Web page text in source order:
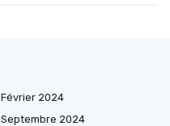
Février 2024
Septembre 2024